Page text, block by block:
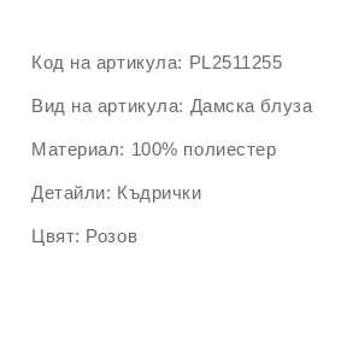
Код на артикула: PL2511255
Вид на артикула: Дамска блуза
Материал: 100% полиестер
Детайли: Къдрички
Цвят: Розов